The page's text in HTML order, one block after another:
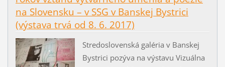
na Slovensku – v SSG v Banskej Bystrici
(výstava trvá od 8. 6. 2017)
Stredoslovenská galéria v Banskej
Bystrici pozýva na výstavu Vizuálna